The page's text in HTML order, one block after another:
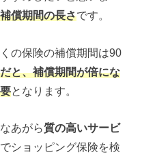
償期間の長さです。
の保険の補償期間は90
と、補償期間が倍にな
となります。
あがら質の高いサービ
ショッピング保険を検